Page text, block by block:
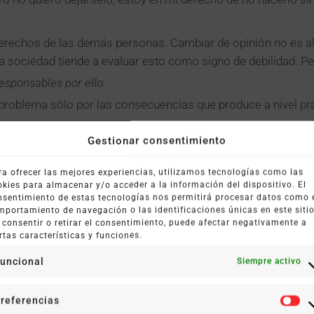
Gestionar consentimiento
ofrecer las mejores experiencias, utilizamos tecnologías como las
para almacenar y/o acceder a la información del dispositivo. El
de estas tecnologías nos permitirá procesar datos como
de navegación o las identificaciones únicas en este
consentir o retirar el consentimiento, puede afectar negativamente a
características y funciones.
Siempre activo
de las demás personas. Cambiar de opinión no es
sociedad tiende a evaluar esto como signo de debilidad.
por ello.
sólo por las consecuencias que produce a nivel
desconocemos un tema sin sentirnos por eso
voluntad de los demás antes de enfrentarnos con ellos.
ofrece. Que alguien trate de ayudarnos no nos obliga
de forma asertiva no debería suponer un problema.
a la lógica.
algunos problemas, pero considerando esto, podemos
de nuevo dándonos así la oportunidad de